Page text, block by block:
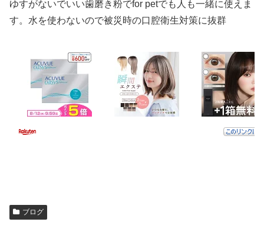
ゆすがないでいい歯磨き粉でfor petでも人も一緒に使えま
す。水を使わないので被災時の口腔衛生対策に抜群
ブログ